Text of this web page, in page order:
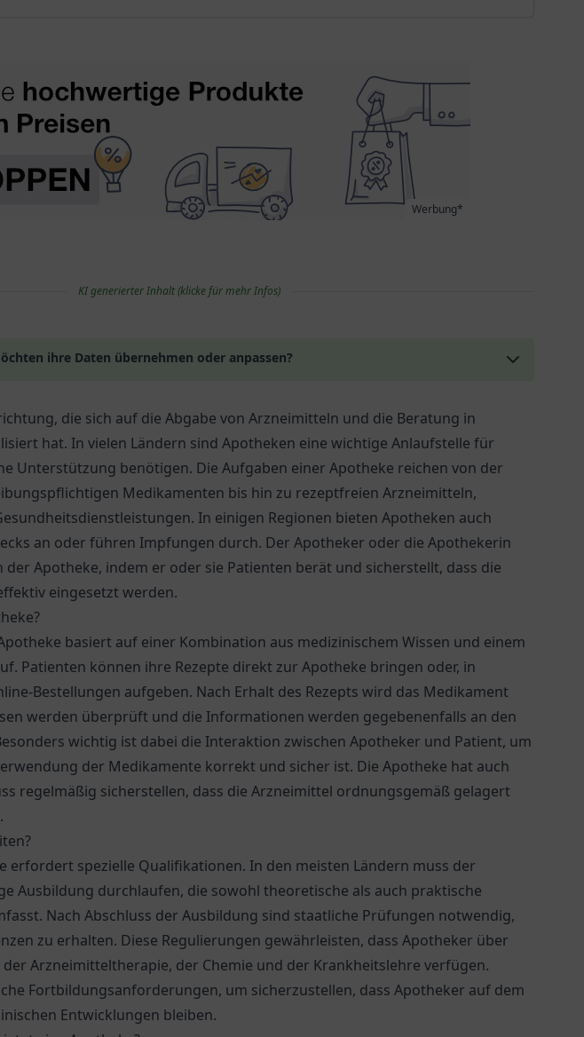
Werbung*
KI generierter Inhalt (klicke für mehr Infos)
ihre Daten übernehmen oder anpassen?
die sich auf die Abgabe von Arzneimitteln und die Beratung in
hat. In vielen Ländern sind Apotheken eine wichtige Anlaufstelle für
Unterstützung benötigen. Die Aufgaben einer Apotheke reichen von der
Medikamenten bis hin zu rezeptfreien Arzneimitteln,
In einigen Regionen bieten Apotheken auch
an oder führen Impfungen durch. Der Apotheker oder die Apothekerin
der Apotheke, indem er oder sie Patienten berät und sicherstellt, dass die
eingesetzt werden.
basiert auf einer Kombination aus medizinischem Wissen und einem
Patienten können ihre Rezepte direkt zur Apotheke bringen oder, in
Bestellungen aufgeben. Nach Erhalt des Rezepts wird das Medikament
werden überprüft und die Informationen werden gegebenenfalls an den
wichtig ist dabei die Interaktion zwischen Apotheker und Patient, um
der Medikamente korrekt und sicher ist. Die Apotheke hat auch
regelmäßig sicherstellen, dass die Arzneimittel ordnungsgemäß gelagert
erfordert spezielle Qualifikationen. In den meisten Ländern muss der
Ausbildung durchlaufen, die sowohl theoretische als auch praktische
Nach Abschluss der Ausbildung sind staatliche Prüfungen notwendig,
zu erhalten. Diese Regulierungen gewährleisten, dass Apotheker über
Arzneimitteltherapie, der Chemie und der Krankheitslehre verfügen.
Fortbildungsanforderungen, um sicherzustellen, dass Apotheker auf dem
Entwicklungen bleiben.